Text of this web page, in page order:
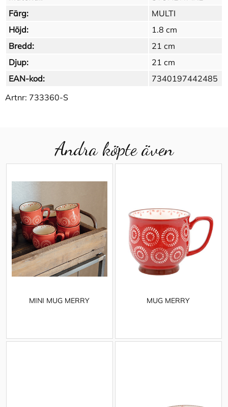
Färg:
MULTI
Höjd:
1.8 cm
Bredd:
21 cm
Djup:
21 cm
EAN-kod:
7340197442485
Artnr: 733360-S
Andra köpte även
MINI MUG MERRY MUG MERRY